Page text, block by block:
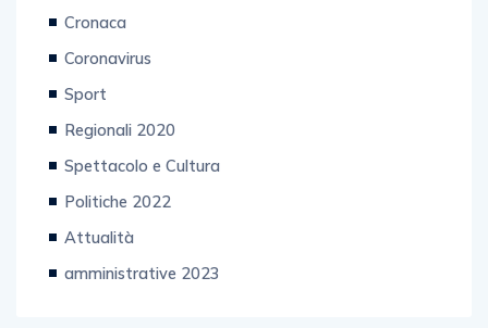
Cronaca
Coronavirus
Sport
Regionali 2020
Spettacolo e Cultura
Politiche 2022
Attualità
amministrative 2023